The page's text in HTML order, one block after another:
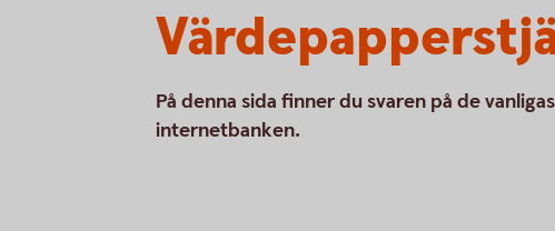
På denna sida finner du svaren på de
internetbanken.